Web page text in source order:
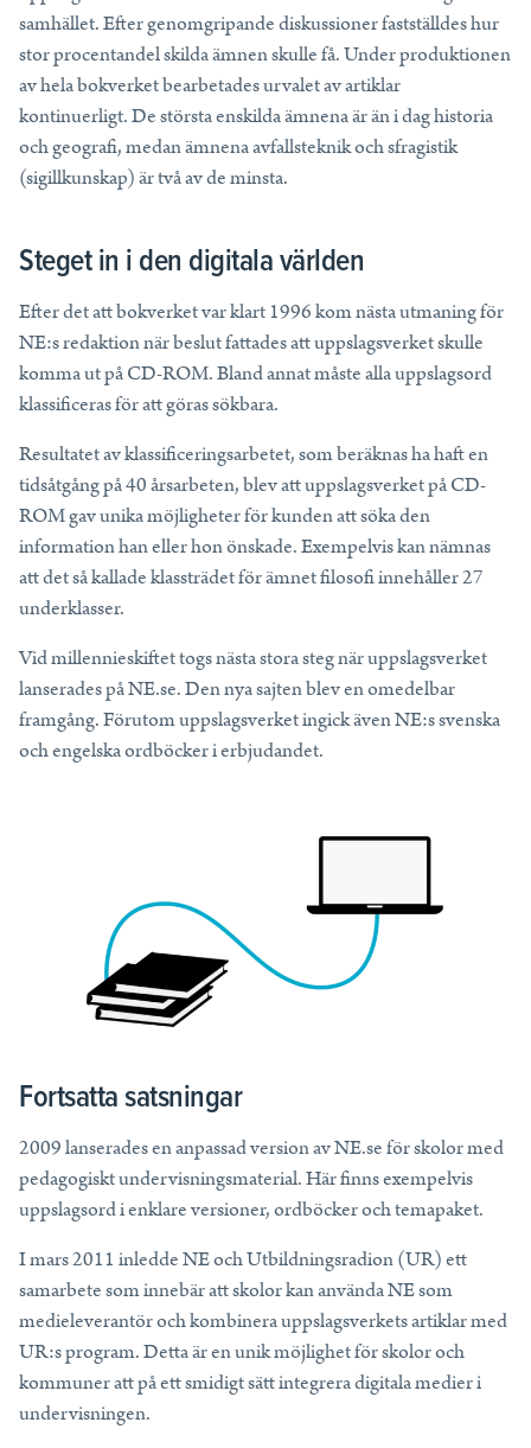
samhället. Efter genomgripande diskussioner fastställdes hur
stor procentandel skilda ämnen skulle få. Under produktionen
av hela bokverket bearbetades urvalet av artiklar
kontinuerligt. De största enskilda ämnena är än i dag historia
och geografi, medan ämnena avfallsteknik och sfragistik
(sigillkunskap) är två av de minsta.
Steget in i den digitala världen
Efter det att bokverket var klart 1996 kom nästa utmaning för
NE:s redaktion när beslut fattades att uppslagsverket skulle
komma ut på CD-ROM. Bland annat måste alla uppslagsord
klassificeras för att göras sökbara.
Resultatet av klassificeringsarbetet, som beräknas ha haft en
tidsåtgång på 40 årsarbeten, blev att uppslagsverket på CD-
ROM gav unika möjligheter för kunden att söka den
information han eller hon önskade. Exempelvis kan nämnas
att det så kallade klassträdet för ämnet filosofi innehåller 27
underklasser.
Vid millennieskiftet togs nästa stora steg när uppslagsverket
lanserades på NE.se. Den nya sajten blev en omedelbar
framgång. Förutom uppslagsverket ingick även NE:s svenska
och engelska ordböcker i erbjudandet.
Fortsatta satsningar
2009 lanserades en anpassad version av NE.se för skolor med
pedagogiskt undervisningsmaterial. Här finns exempelvis
uppslagsord i enklare versioner, ordböcker och temapaket.
I mars 2011 inledde NE och Utbildningsradion (UR) ett
samarbete som innebär att skolor kan använda NE som
medieleverantör och kombinera uppslagsverkets artiklar med
UR:s program. Detta är en unik möjlighet för skolor och
kommuner att på ett smidigt sätt integrera digitala medier i
undervisningen.